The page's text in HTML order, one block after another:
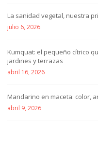
La sanidad vegetal, nuestra
julio 6, 2026
Kumquat: el pequeño cítrico
jardines y terrazas
abril 16, 2026
Mandarino en maceta: color,
abril 9, 2026